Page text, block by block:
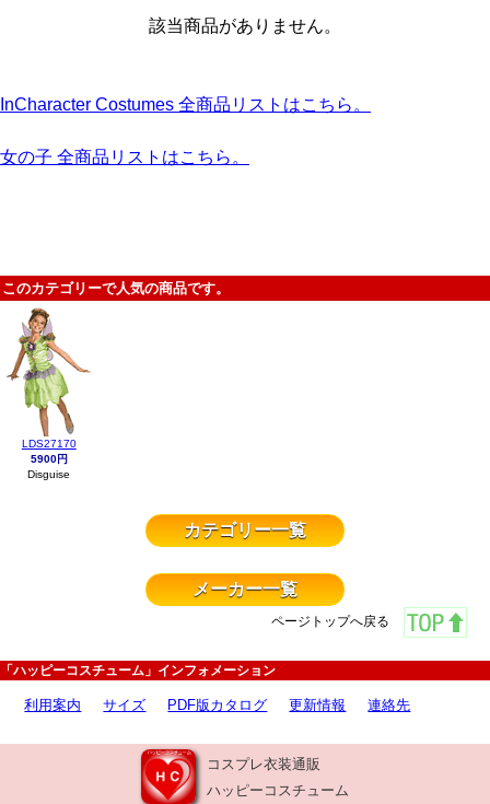
該当商品がありません。
InCharacter Costumes 全商品リストはこちら。
女の子 全商品リストはこちら。
このカテゴリーで人気の商品です。
LDS27170
5900円
Disguise
カテゴリー一覧
メーカー一覧
ページトップへ戻る
「ハッピーコスチューム」インフォメーション
利用案内 サイズ PDF版カタログ 更新情報 連絡先
コスプレ衣装通販
ハッピーコスチューム